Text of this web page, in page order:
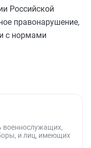
Российской
правонарушение,
с нормами
военнослужащих,
и лиц, имеющих